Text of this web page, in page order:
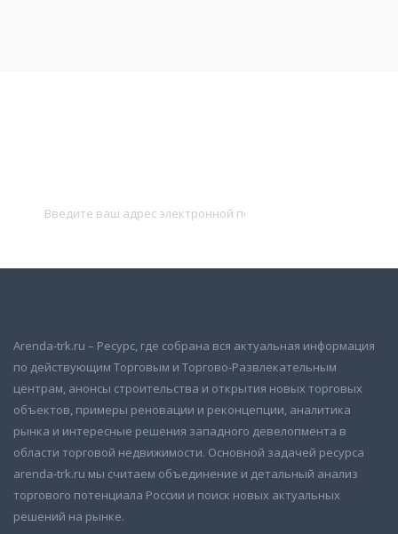
Arenda-trk.ru – Ресурс, где собрана вся актуальная информация
по действующим Торговым и Торгово-Развлекательным
центрам, анонсы строительства и открытия новых торговых
объектов, примеры реновации и реконцепции, аналитика
рынка и интересные решения западного девелопмента в
области торговой недвижимости. Основной задачей ресурса
arenda-trk.ru мы считаем объединение и детальный анализ
торгового потенциала России и поиск новых актуальных
решений на рынке.